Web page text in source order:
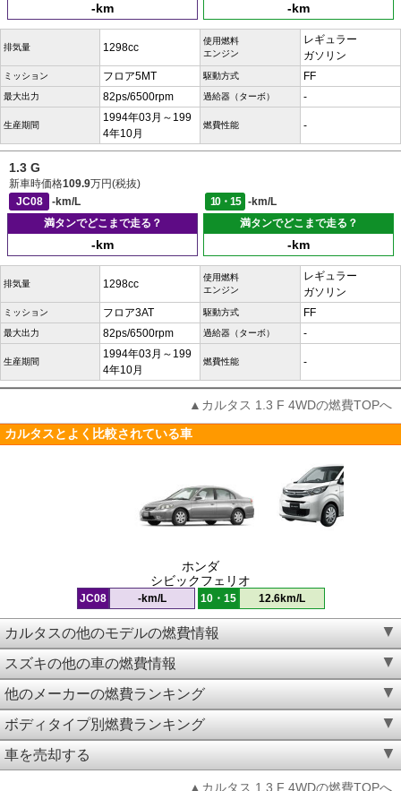
-km -km
排気量 1298cc
使用燃料
エンジン
レギュラー
ガソリン
ミッション フロア5MT 駆動方式 FF
最大出力 82ps/6500rpm 過給器（ターボ） -
生産期間
1994年03月～199
4年10月
燃費性能 -
1.3 G
新車時価格109.9万円(税抜)
JC08
-km/L 10・15
-km/L
満タンでどこまで走る？
-km
満タンでどこまで走る？
-km
排気量 1298cc
使用燃料
エンジン
レギュラー
ガソリン
ミッション フロア3AT 駆動方式 FF
最大出力 82ps/6500rpm 過給器（ターボ） -
生産期間
1994年03月～199
4年10月
燃費性能 -
▲カルタス 1.3 F 4WDの燃費TOPへ
カルタスとよく比較されている車
ホンダ
シビックフェリオ
JC08 -km/L 10・15 12.6km/L
カルタスの他のモデルの燃費情報
スズキの他の車の燃費情報
他のメーカーの燃費ランキング
ボディタイプ別燃費ランキング
車を売却する
▲カルタス 1.3 F 4WDの燃費TOPへ